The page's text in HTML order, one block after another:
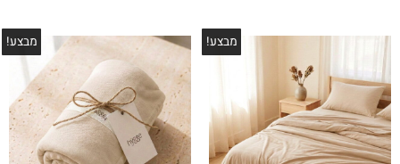
מבצע! מבצע!